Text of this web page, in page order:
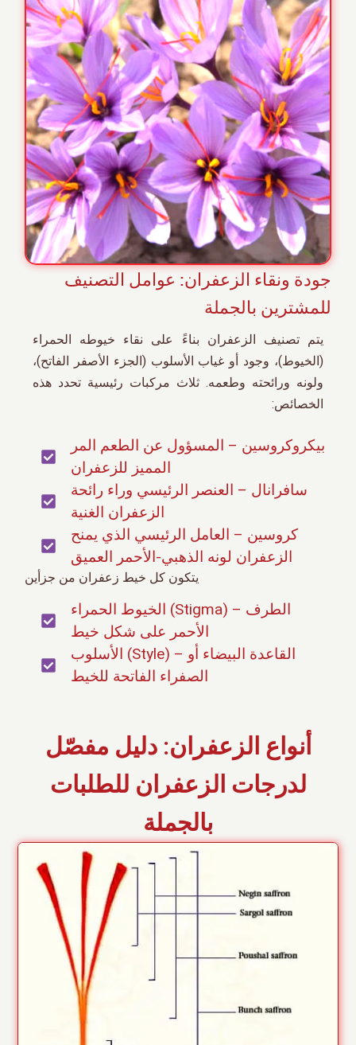
جودة ونقاء الزعفران: عوامل التصنيف
للمشترين بالجملة
يتم تصنيف الزعفران بناءً على نقاء خيوطه الحمراء
(الخيوط)، وجود أو غياب الأسلوب (الجزء الأصفر الفاتح)،
ولونه ورائحته وطعمه. ثلاث مركبات رئيسية تحدد هذه
الخصائص:
بيكروكروسين – المسؤول عن الطعم المر
المميز للزعفران
سافرانال – العنصر الرئيسي وراء رائحة
الزعفران الغنية
كروسين – العامل الرئيسي الذي يمنح
الزعفران لونه الذهبي-الأحمر العميق
يتكون كل خيط زعفران من جزأين
الخيوط الحمراء (Stigma) – الطرف
الأحمر على شكل خيط
الأسلوب (Style) – القاعدة البيضاء أو
الصفراء الفاتحة للخيط
أنواع الزعفران: دليل مفصّل
لدرجات الزعفران للطلبات
بالجملة